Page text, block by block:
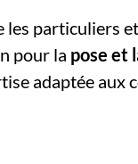
les particuliers
pour la pose et
adaptée